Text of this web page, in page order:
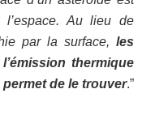
Au lieu de
par la surface, les
thermique
de le trouver.”